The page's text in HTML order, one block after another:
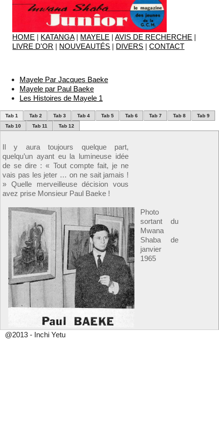
HOME | KATANGA| MAYELE |AVIS DE RECHERCHE |
LIVRE D'OR | NOUVEAUTÉS | DIVERS |CONTACT
Mayele Par Jacques Baeke
Mayele par Paul Baeke
Les Histoires de Mayele 1
Tab 1 Tab 2 Tab 3 Tab 4 Tab 5 Tab 6 Tab 7 Tab 8
Tab 9
Tab 10
Tab 11 Tab 12
Il y aura toujours quelque part,
quelqu’un ayant eu la lumineuse idée
de se dire : « Tout compte fait, je ne
vais pas les jeter … on ne sait jamais !
» Quelle merveilleuse décision vous
avez prise Monsieur Paul Baeke !
Photo
sortant du
Mwana
Shaba de
janvier
1965
@2013 - Inchi Yetu